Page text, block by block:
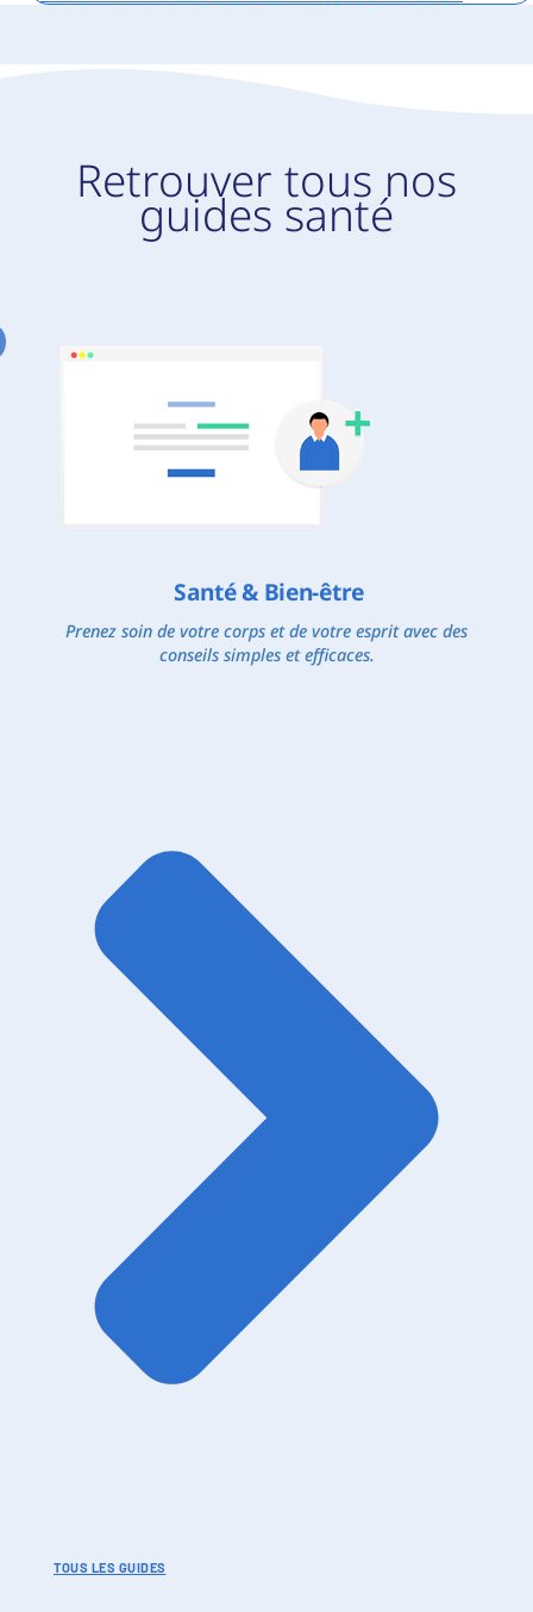
Retrouver tous nos
guides santé
Santé & Bien-être
Prenez soin de votre corps et de votre esprit avec des
conseils simples et efficaces.
TOUS LES GUIDES